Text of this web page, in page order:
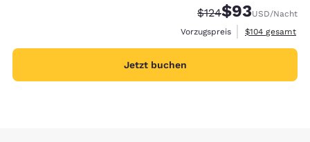
Durchgestrichener
$124Vergünstigter
$93USD/Nacht
Vorzugspreis
Geschätzte
$104 gesamt
Jetzt buchen